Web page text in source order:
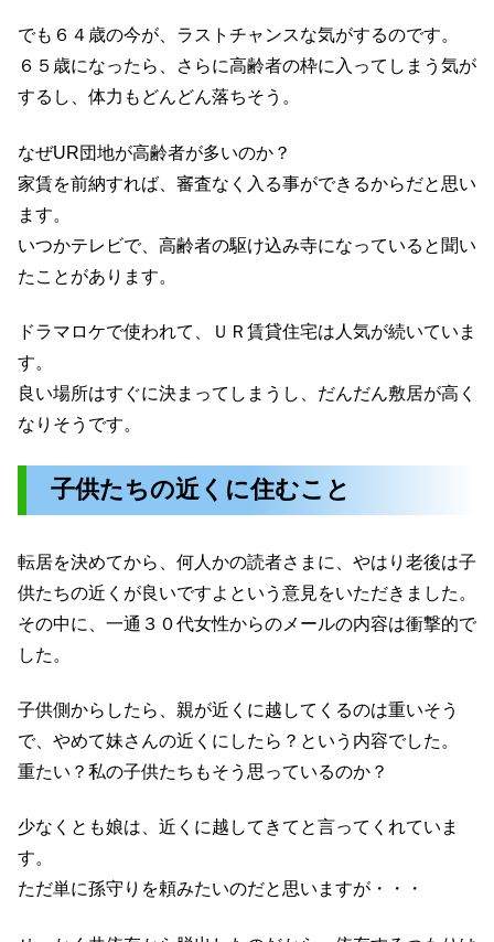
でも６４歳の今が、ラストチャンスな気がするのです。
６５歳になったら、さらに高齢者の枠に入ってしまう気が
するし、体力もどんどん落ちそう。
なぜUR団地が高齢者が多いのか？
家賃を前納すれば、審査なく入る事ができるからだと思い
ます。
いつかテレビで、高齢者の駆け込み寺になっていると聞い
たことがあります。
ドラマロケで使われて、ＵＲ賃貸住宅は人気が続いていま
す。
良い場所はすぐに決まってしまうし、だんだん敷居が高く
なりそうです。
子供たちの近くに住むこと
転居を決めてから、何人かの読者さまに、やはり老後は子
供たちの近くが良いですよという意見をいただきました。
その中に、一通３０代女性からのメールの内容は衝撃的で
した。
子供側からしたら、親が近くに越してくるのは重いそう
で、やめて妹さんの近くにしたら？という内容でした。
重たい？私の子供たちもそう思っているのか？
少なくとも娘は、近くに越してきてと言ってくれていま
す。
ただ単に孫守りを頼みたいのだと思いますが・・・